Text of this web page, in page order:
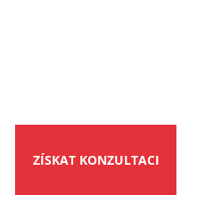
ZÍSKAT KONZULTACI